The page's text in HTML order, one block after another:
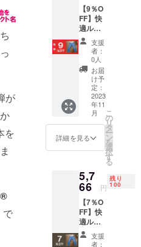
が
を
で
を創造でき
るように
日々スタッ
フ一同頑
張っており
価格と
なって
おりま
す。 ※
割引率
は販売
予定価
格に送
料を含
む合計
金額に
対する
もので
す。
【9％O
FF】快
適ルー
ムウエ
ア、部
屋着、
テラス
トレッ
チデニ
ムパン
ツ 通常
6,200円
を
9％OFF
にてお
届けし
※送料、
税込み
価格と
なって
おりま
す。
支援
者：
0人
お届
け予
定：
2023
年11
月
詳細を見る
こ
の
リ
タ
ー
ン
を
選
択
す
る
5,7
66 円
残り
100
【7％O
FF】快
適ルー
ムウエ
ア、部
支援
者：